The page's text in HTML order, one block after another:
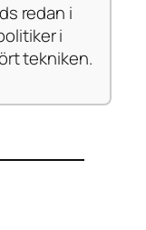
redan i
i
tekniken.